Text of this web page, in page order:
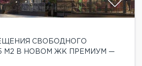
СВОБОДНОГО
М2 В НОВОМ ЖК ПРЕМИУМ —